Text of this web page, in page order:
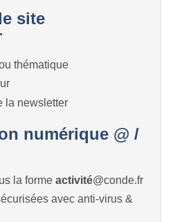
site
thématique
la newsletter
numérique @ /
la forme activité@conde.fr
avec anti-virus &